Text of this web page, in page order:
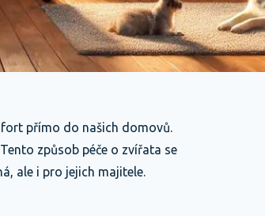
přímo do našich domovů.
Tento způsob péče o zvířata se
ale i pro jejich majitele.